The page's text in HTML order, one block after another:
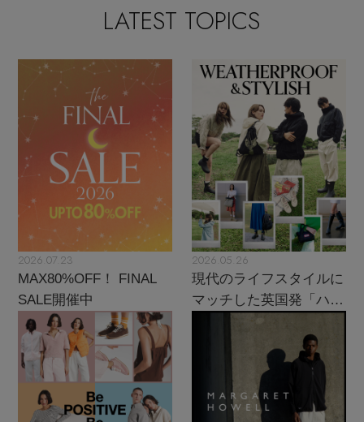
LATEST TOPICS
2026.07.23
MAX80%OFF！ FINAL
SALE開催中
2026.05.26
現代のライフスタイルに
マッチした英国発「ハン
ター」に注目